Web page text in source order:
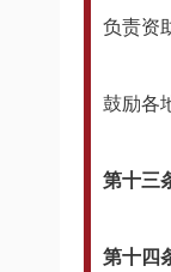
负责资
鼓励各
第十三
第十四